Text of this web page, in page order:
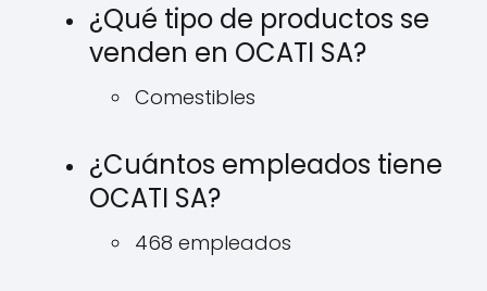
¿Qué tipo de productos se
venden en OCATI SA?
Comestibles
¿Cuántos empleados tiene
OCATI SA?
468 empleados